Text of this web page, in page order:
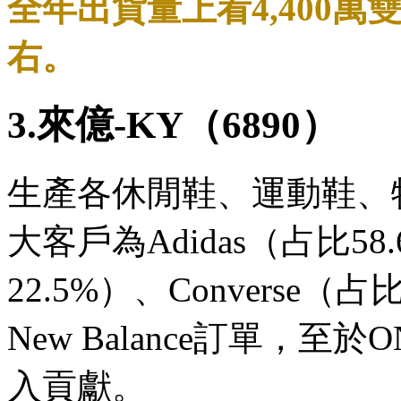
全年出貨量上看4,400萬
右。
3.來億-KY（6890）
生產各休閒鞋、運動鞋
大客戶為Adidas（占比
22.5%）、Converse（占
New Balance訂單，至於
入貢獻。